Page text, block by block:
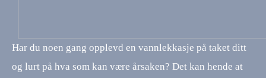
Har du noen gang opplevd en vannlekkasje på taket ditt
og lurt på hva som kan være årsaken? Det kan hende at